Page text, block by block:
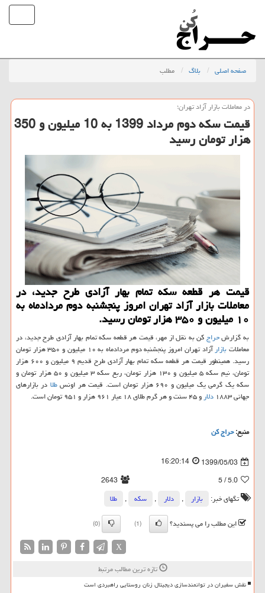
صفحه اصلی بلاگ مطلب
در معاملات بازار آزاد تهران؛
قیمت سكه دوم مرداد 1399 به 10 میلیون و 350
هزار تومان رسید
قیمت هر قطعه سكه تمام بهار آزادی طرح جدید، در
معاملات بازار آزاد تهران امروز پنجشنبه دوم مردادماه به
۱۰ میلیون و ۳۵۰ هزار تومان رسید.
به گزارشحراجکن به نقل از مهر، قیمت هر قطعه سکه تمام بهار آزادی طرح جدید، در
معاملاتبازار
آزاد تهران امروز پنجشنبه دوم مردادماه به ۱۰ میلیون و ۳۵۰ هزار تومان
رسید. همینطور قیمت هر قطعه سکه تمام بهار آزادی طرح قدیم ۹ میلیون و ۶۰۰ هزار
تومان، نیم سکه ۵ میلیون و ۱۳۰ هزار تومان، ربع سکه ۳ میلیون و ۵۰ هزار تومان و
سکه یک گرمی یک میلیون و ۶۹۰ هزار تومان است. قیمت هر اونس
طلا در بازارهای
جهانی ۱۸۸۳
دلارو ۴۵ سنت و هر گرم طلای ۱۸ عیار ۹۶۱ هزار و ۹۵۱ تومان است.
منبع:حراج كن
1399/05/03
16:20:14
5.0
/ 5
2643
تگهای خبر:
بازار , دلار , سكه ,
طلا
این مطلب را می پسندید؟
(1)
(0)
X
تازه ترین مطالب مرتبط
نقش سفیران در توانمندسازی دیجیتال زنان روستایی راهبردی است